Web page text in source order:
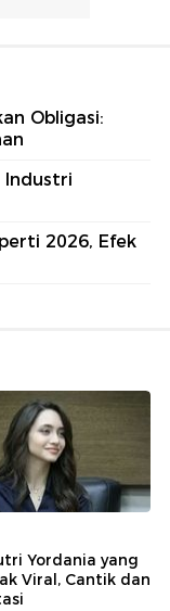
Obligasi:
Industri
2026, Efek
Yordania yang
Viral, Cantik dan